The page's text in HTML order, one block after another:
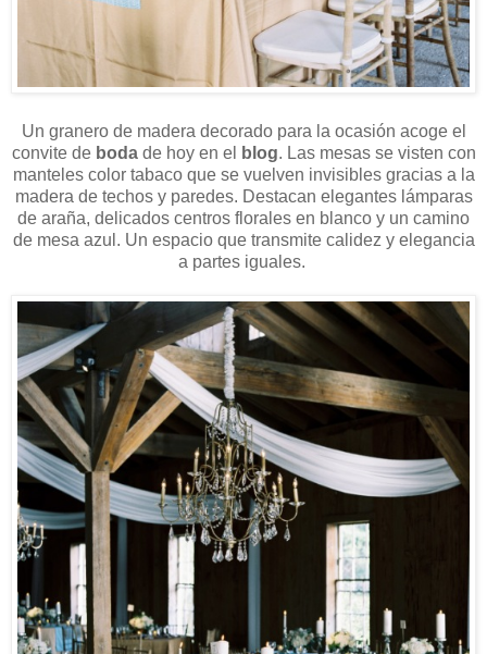
Un granero de madera decorado para la ocasión acoge el
convite de bodade hoy en el blog. Las mesas se visten con
manteles color tabaco que se vuelven invisibles gracias a la
madera de techos y paredes. Destacan elegantes lámparas
de araña, delicados centros florales en blanco y un camino
de mesa azul. Un espacio que transmite calidez y elegancia
a partes iguales.